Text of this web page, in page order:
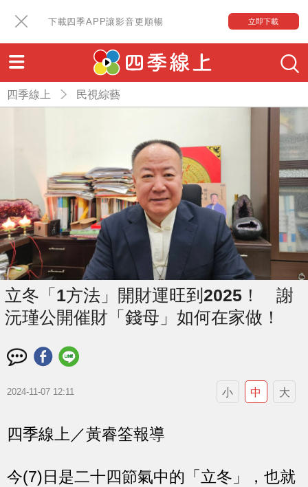
下載四季APP讓影音更順暢 立即下載
四季線上 民視綜藝
立冬「1方法」開財運旺到2025！ 謝
沅瑾公開催財「錢母」如何在家做！
2024-11-07 12:11 小 中 大
四季線上／黃睿筌報導
今(7)日是二十四節氣中的「立冬」，也就